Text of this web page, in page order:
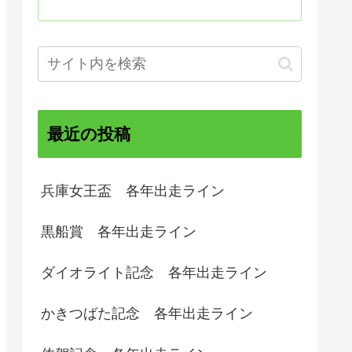
最近の投稿
兵庫女王盃 各年出走ライン
黒船賞 各年出走ライン
ダイオライト記念 各年出走ライン
かきつばた記念 各年出走ライン